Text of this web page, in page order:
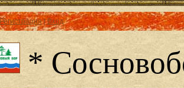
Регистрация|Вход
*